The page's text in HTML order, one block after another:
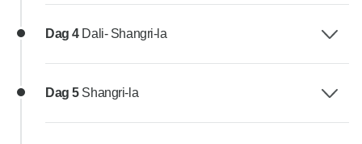
Dag 4 Dali- Shangri-la
Dag 5 Shangri-la